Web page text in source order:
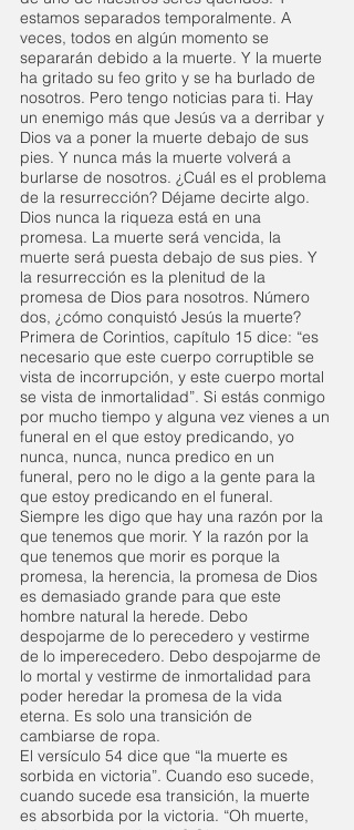
estamos separados temporalmente. A
veces, todos en algún momento se
separarán debido a la muerte. Y la muerte
ha gritado su feo grito y se ha burlado de
nosotros. Pero tengo noticias para ti. Hay
un enemigo más que Jesús va a derribar y
Dios va a poner la muerte debajo de sus
pies. Y nunca más la muerte volverá a
burlarse de nosotros. ¿Cuál es el problema
de la resurrección? Déjame decirte algo.
Dios nunca la riqueza está en una
promesa. La muerte será vencida, la
muerte será puesta debajo de sus pies. Y
la resurrección es la plenitud de la
promesa de Dios para nosotros. Número
dos, ¿cómo conquistó Jesús la muerte?
Primera de Corintios, capítulo 15 dice: “es
necesario que este cuerpo corruptible se
vista de incorrupción, y este cuerpo mortal
se vista de inmortalidad”. Si estás conmigo
por mucho tiempo y alguna vez vienes a un
funeral en el que estoy predicando, yo
nunca, nunca, nunca predico en un
funeral, pero no le digo a la gente para la
que estoy predicando en el funeral.
Siempre les digo que hay una razón por la
que tenemos que morir. Y la razón por la
que tenemos que morir es porque la
promesa, la herencia, la promesa de Dios
es demasiado grande para que este
hombre natural la herede. Debo
despojarme de lo perecedero y vestirme
de lo imperecedero. Debo despojarme de
lo mortal y vestirme de inmortalidad para
poder heredar la promesa de la vida
eterna. Es solo una transición de
cambiarse de ropa.
El versículo 54 dice que “la muerte es
sorbida en victoria”. Cuando eso sucede,
cuando sucede esa transición, la muerte
es absorbida por la victoria. “Oh muerte,